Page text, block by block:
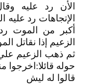
الأن رد عليه
الإتجاهات رد
أكبر من الموت
الزعيم إذا نقاتل
ثم ذهب الزعيم
حوله قائلا:اخرجوا
قالوا له ليش